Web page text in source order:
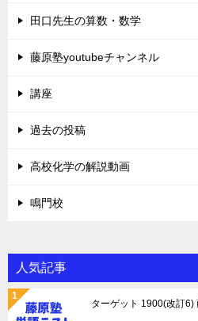
田口先生の算数・数学
藤原塾youtubeチャンネル
講座
過去の投稿
高校化学の解説動画
鳴門校
人気記事
ターゲット 1900(改訂6)